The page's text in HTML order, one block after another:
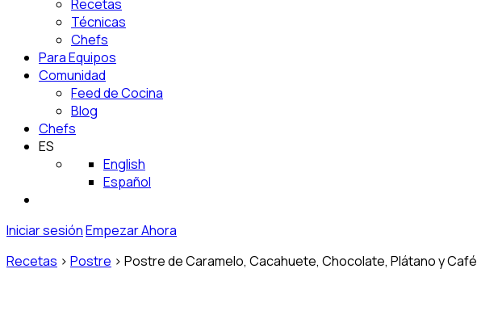
Recetas
Técnicas
Chefs
Para Equipos
Comunidad
Feed de Cocina
Blog
Chefs
ES
English
Español
Iniciar sesiónEmpezar Ahora
Recetas > Postre > Postre de Caramelo, Cacahuete, Chocolate, Plátano y Café